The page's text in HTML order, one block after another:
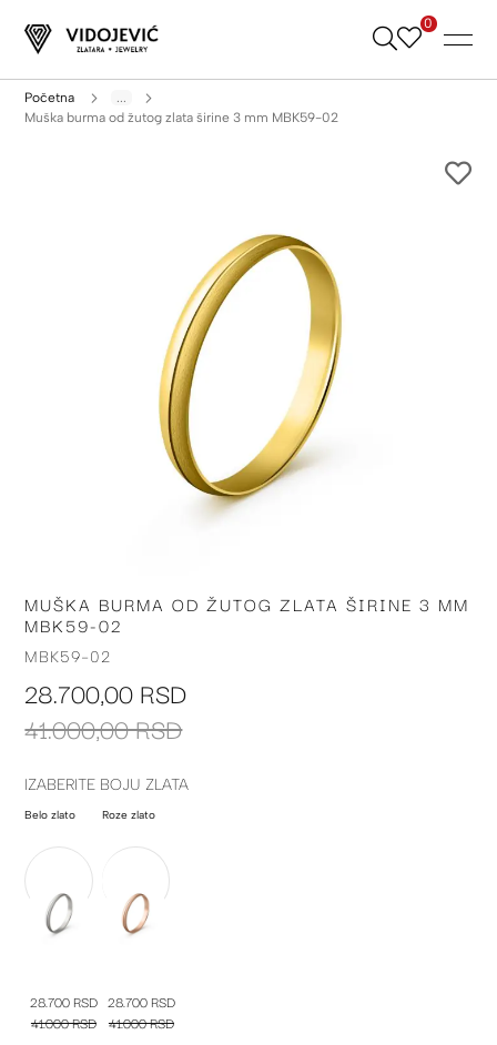
Skip
0
Početna
...
Muška burma od žutog zlata širine 3 mm MBK59-02
Skip
to
the
of
images
MUŠKA BURMA OD ŽUTOG ZLATA ŠIRINE 3 MM
MBK59-02
MBK59-02
28.700,00 RSD
41.000,00 RSD
IZABERITE BOJU ZLATA
Belo zlato
28.700 RSD
41.000 RSD
Roze zlato
28.700 RSD
41.000 RSD